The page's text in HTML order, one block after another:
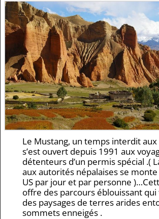
Le Mustang, un temps interdit
s’est ouvert depuis 1991 aux
détenteurs d’un permis spécial .(
aux autorités népalaises se
US par jour et par personne
offre des parcours éblouissant
des paysages de terres arides
sommets enneigés .